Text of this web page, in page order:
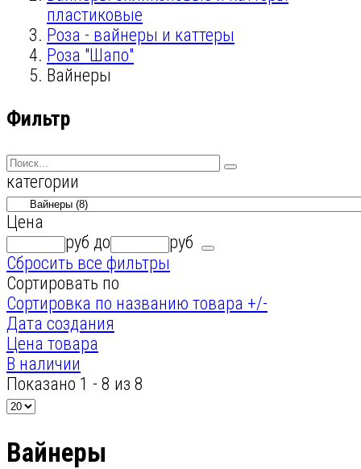
пластиковые
Роза - вайнеры и каттеры
Роза "Шапо"
Вайнеры
Фильтр
категории
Цена
руб до
руб
Сбросить все фильтры
Сортировать по
Сортировка по названию товара +/-
Дата создания
Цена товара
В наличии
Показано 1 - 8 из 8
Вайнеры